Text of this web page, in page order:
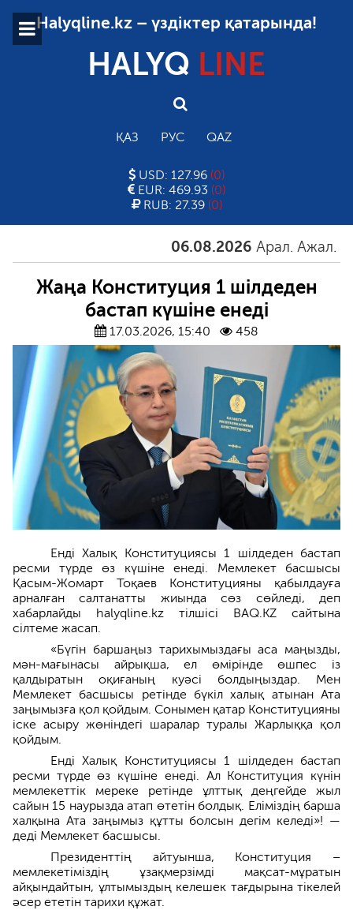
Halyqline.kz – үздіктер қатарында!
HALYQ LINE
ҚАЗ РУС QAZ
USD: 127.96 (0)
EUR: 469.93 (0)
RUB: 27.39 (0)
06.08.2026 Арал. Ажал.
Жаңа Конституция 1 шілдеден
бастап күшіне енеді
17.03.2026, 15:40 458
Енді Халық Конституциясы 1 шілдеден бастап
ресми түрде өз күшіне енеді. Мемлекет басшысы
Қасым-Жомарт Тоқаев Конституцияны қабылдауға
арналған салтанатты жиында сөз сөйледі, деп
хабарлайды halyqline.kz тілшісі BAQ.KZ сайтына
сілтеме жасап.
«Бүгін баршаңыз тарихымыздағы аса маңызды,
мән-мағынасы айрықша, ел өмірінде өшпес із
қалдыратын оқиғаның куәсі болдыңыздар. Мен
Мемлекет басшысы ретінде бүкіл халық атынан Ата
заңымызға қол қойдым. Сонымен қатар Конституцияны
іске асыру жөніндегі шаралар туралы Жарлыққа қол
қойдым.
Енді Халық Конституциясы 1 шілдеден бастап
ресми түрде өз күшіне енеді. Ал Конституция күнін
мемлекеттік мереке ретінде ұлттық деңгейде жыл
сайын 15 наурызда атап өтетін болдық. Еліміздің барша
халқына Ата заңымыз құтты болсын дегім келеді»! —
деді Мемлекет басшысы.
Президенттің айтуынша, Конституция –
мемлекетіміздің ұзақмерзімді мақсат-мұратын
айқындайтын, ұлтымыздың келешек тағдырына тікелей
әсер ететін тарихи құжат.